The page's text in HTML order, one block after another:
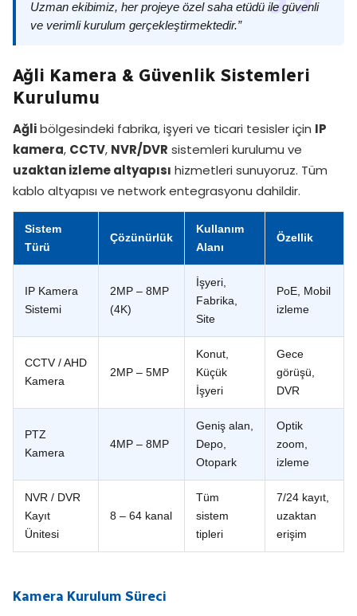
Uzman ekibimiz, her projeye özel saha etüdü ile güvenli
ve verimli kurulum gerçekleştirmektedir.”
Ağli Kamera & Güvenlik Sistemleri
Kurulumu
Ağlibölgesindeki fabrika, işyeri ve ticari tesisler için IP
kamera, CCTV, NVR/DVR sistemleri kurulumu ve
uzaktan izleme altyapısı hizmetleri sunuyoruz. Tüm
kablo altyapısı ve network entegrasyonu dahildir.
Sistem
Türü
Çözünürlük
Kullanım
Alanı
Özellik
IP Kamera
Sistemi
2MP – 8MP
(4K)
İşyeri,
Fabrika,
Site
PoE, Mobil
izleme
CCTV / AHD
Kamera
2MP – 5MP
Konut,
Küçük
İşyeri
Gece
görüşü,
DVR
PTZ
Kamera
4MP – 8MP
Geniş alan,
Depo,
Otopark
Optik
zoom,
izleme
NVR / DVR
Kayıt
Ünitesi
8 – 64 kanal
Tüm
sistem
tipleri
7/24 kayıt,
uzaktan
erişim
Kamera Kurulum Süreci